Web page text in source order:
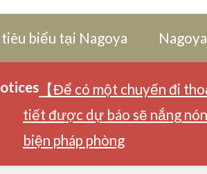
biểu tại Nagoya
【Để có một chuyến đi
tiết được dự báo sẽ nắng
biện pháp phòng